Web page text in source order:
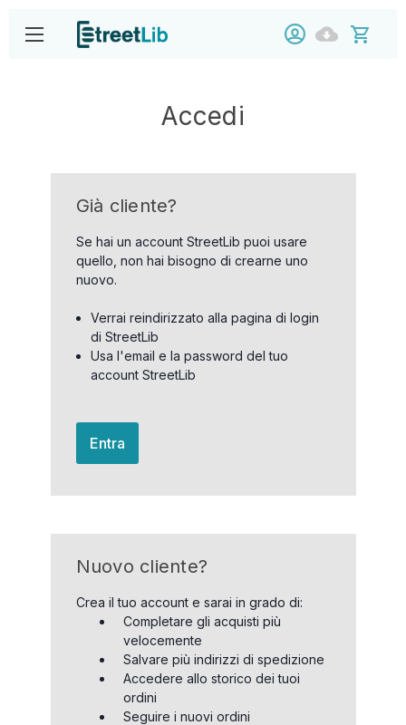
Accedi
Già cliente?
Se hai un account StreetLib puoi usare
quello, non hai bisogno di crearne uno
nuovo.
Verrai reindirizzato alla pagina di login
di StreetLib
Usa l'email e la password del tuo
account StreetLib
Entra
Nuovo cliente?
Crea il tuo account e sarai in grado di:
Completare gli acquisti più
velocemente
Salvare più indirizzi di spedizione
Accedere allo storico dei tuoi
ordini
Seguire i nuovi ordini